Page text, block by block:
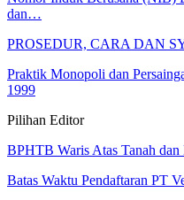
dan…
PROSEDUR, CARA DAN
Praktik Monopoli dan
1999
Pilihan Editor
BPHTB Waris Atas Tanah dan
Batas Waktu Pendaftaran PT